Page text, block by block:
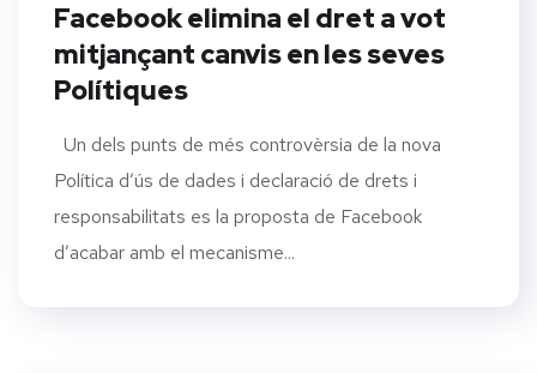
Facebook elimina el dret a vot
mitjançant canvis en les seves
Polítiques
Un dels punts de més controvèrsia de la nova
Política d’ús de dades i declaració de drets i
responsabilitats es la proposta de Facebook
d’acabar amb el mecanisme...